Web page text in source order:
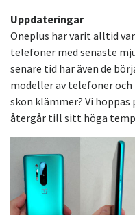
Uppdateringar
Oneplus har varit alltid
telefoner med senaste
senare tid har även de
modeller av telefoner
skon klämmer? Vi
återgår till sitt höga